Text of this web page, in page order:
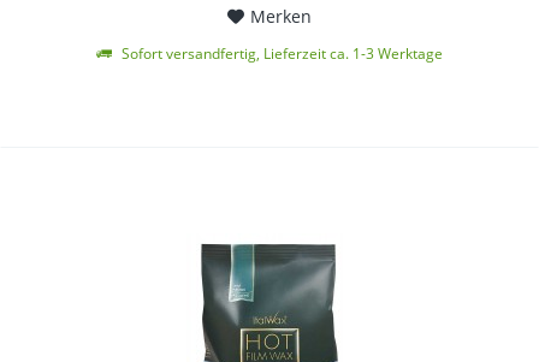
Merken
Sofort versandfertig, Lieferzeit ca. 1-3 Werktage